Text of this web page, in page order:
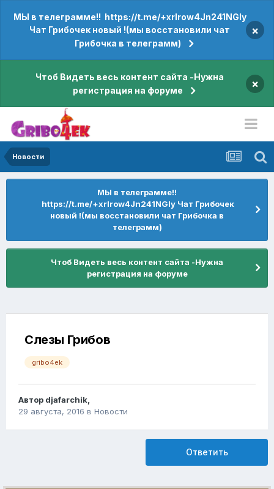
МЫ в телеграмме!! https://t.me/+xrIrow4Jn241NGIy
Чат Грибочек новый !(мы восстановили чат
Грибочка в телеграмм)
×
Чтоб Видеть весь контент сайта -Нужна
регистрация на форуме
×
Новости
МЫ в телеграмме!!
https://t.me/+xrIrow4Jn241NGIy Чат Грибочек
новый !(мы восстановили чат Грибочка в
телеграмм)
Чтоб Видеть весь контент сайта -Нужна
регистрация на форуме
Слезы Грибов
gribo4ek
Автор djafarchik,
29 августа, 2016 в Новости
Ответить